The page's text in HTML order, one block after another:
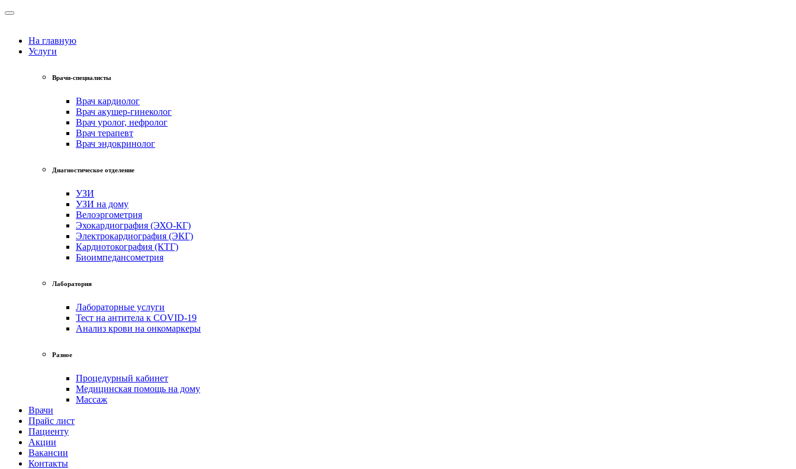
На главную
Услуги
Врачи-специалисты
Врач кардиолог
Врач акушер-гинеколог
Врач уролог, нефролог
Врач терапевт
Врач эндокринолог
Диагностическое отделение
УЗИ
УЗИ на дому
Велоэргометрия
Эхокардиография (ЭХО-КГ)
Электрокардиография (ЭКГ)
Кардиотокография (КТГ)
Биоимпедансометрия
Лаборатория
Лабораторные услуги
Тест на антитела к COVID-19
Анализ крови на онкомаркеры
Разное
Процедурный кабинет
Медицинская помощь на дому
Массаж
Врачи
Прайс лист
Пациенту
Акции
Вакансии
Контакты